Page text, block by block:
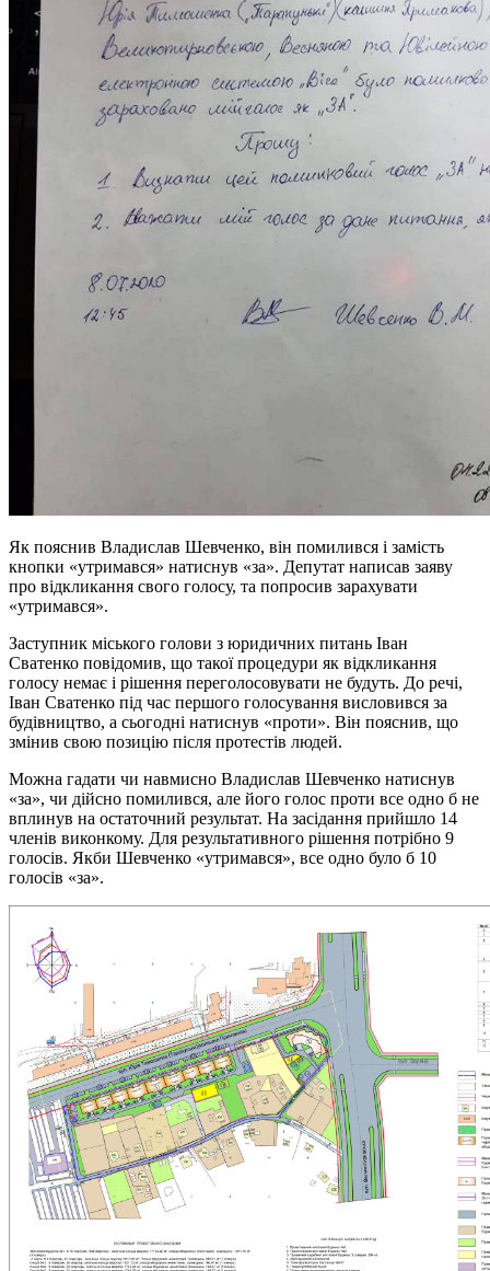
Як пояснив Владислав Шевченко, він помилився і замість
кнопки «утримався» натиснув «за». Депутат написав заяву
про відкликання свого голосу, та попросив зарахувати
«утримався».
Заступник міського голови з юридичних питань Іван
Сватенко повідомив, що такої процедури як відкликання
голосу немає і рішення переголосовувати не будуть. До речі,
Іван Сватенко під час першого голосування висловився за
будівництво, а сьогодні натиснув «проти». Він пояснив, що
змінив свою позицію після протестів людей.
Можна гадати чи навмисно Владислав Шевченко натиснув
«за», чи дійсно помилився, але його голос проти все одно б не
вплинув на остаточний результат. На засідання прийшло 14
членів виконкому. Для результативного рішення потрібно 9
голосів. Якби Шевченко «утримався», все одно було б 10
голосів «за».